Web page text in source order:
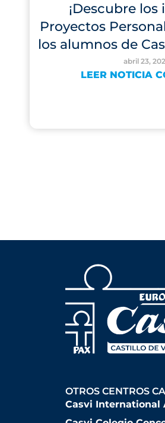
¡Descubre los
Proyectos
los alumnos de
abril 23,
LEER NOTICIA
OTROS CENTROS
Casvi International